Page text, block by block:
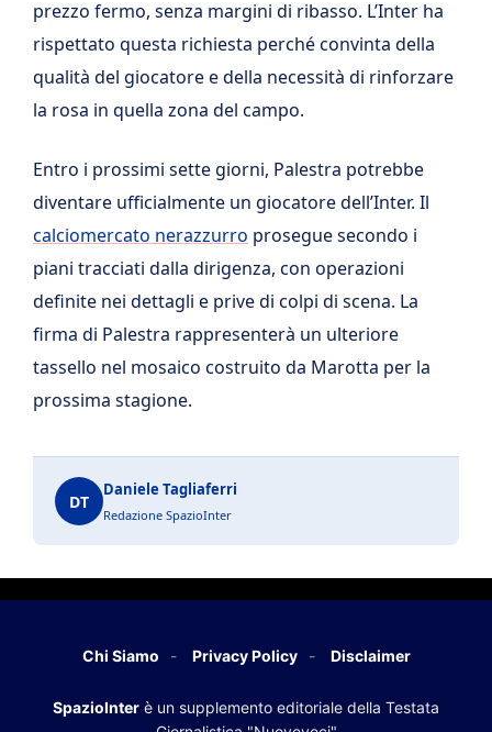
prezzo fermo, senza margini di ribasso. L’Inter ha
rispettato questa richiesta perché convinta della
qualità del giocatore e della necessità di rinforzare
la rosa in quella zona del campo.
Entro i prossimi sette giorni, Palestra potrebbe
diventare ufficialmente un giocatore dell’Inter. Il
calciomercato nerazzurro prosegue secondo i
piani tracciati dalla dirigenza, con operazioni
definite nei dettagli e prive di colpi di scena. La
firma di Palestra rappresenterà un ulteriore
tassello nel mosaico costruito da Marotta per la
prossima stagione.
DT
Daniele Tagliaferri
Redazione SpazioInter
Chi Siamo Privacy Policy Disclaimer
SpazioInter è un supplemento editoriale della Testata